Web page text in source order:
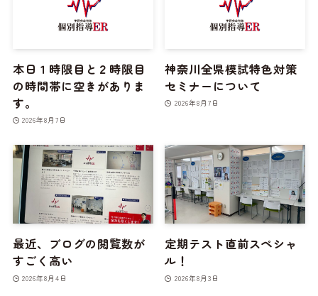
本日１時限目と２時限目
の時間帯に空きがありま
す。
2026年8月7日
神奈川全県模試特色対策
セミナーについて
2026年8月7日
最近、ブログの閲覧数が
すごく高い
2026年8月4日
定期テスト直前スペシャ
ル！
2026年8月3日